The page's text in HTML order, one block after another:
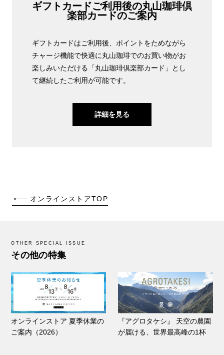
ギフトカードご利用後の丸山珈琲倶
楽部カードのご案内
ギフトカードはご利用後、ポイントをためながら
チャージ機能で快適に丸山珈琲でのお買い物がお
楽しみいただける「丸山珈琲倶楽部カード」とし
て継続したご利用が可能です。
詳細を見る
オンラインストアTOP
OTHER SPECIAL ISSUE
その他の特集
オンラインストア 夏季休業の
ご案内（2026）
『アグロタケシ』 天空の農園
が届ける、世界最高峰の1杯